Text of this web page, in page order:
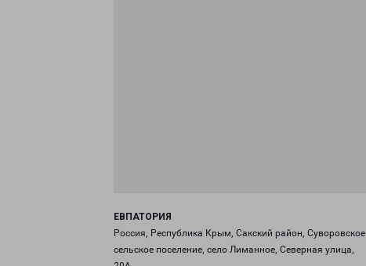
ЕВПАТОРИЯ
Россия, Республика Крым, Сакский район, Суворовское
сельское поселение, село Лиманное, Северная улица,